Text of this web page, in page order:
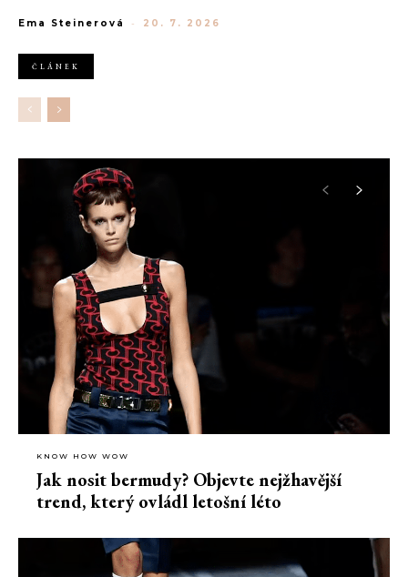
správná hudba. Pokud hledáte místo na rande, na které budete
mohou pomoct začít psát váš výjimečný příběh. Pokud jste si ještě
nevybrali, kam vyrazit se svou drahou polovičkou, nastává
nejvyšší čas vybrat ten pravý podnik.
Ema Steinerová - 20. 7. 2026
ČLÁNEK
KNOW HOW WOW
Jak nosit bermudy? Objevte nejžhavější
trend, který ovládl letošní léto